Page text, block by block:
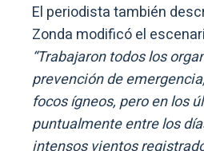
El periodista también
Zonda modificó el
“Trabajaron todos los
prevención de
focos ígneos, pero en los
puntualmente entre los
intensos vientos